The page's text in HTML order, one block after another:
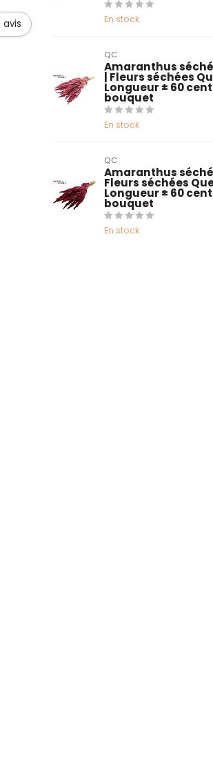
avis En stock
QC
Amaranthus séché
| Fleurs séchées
Longueur ± 60
bouquet
En stock
QC
Amaranthus séché
Fleurs séchées
Longueur ± 60
bouquet
En stock